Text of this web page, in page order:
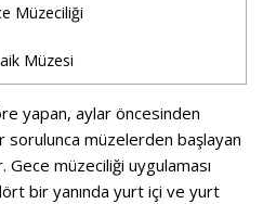
Müzeciliği
Müzesi
yapan, aylar öncesinden
müzelerden başlayan
müzeciliği uygulaması
bir yanında yurt içi ve yurt